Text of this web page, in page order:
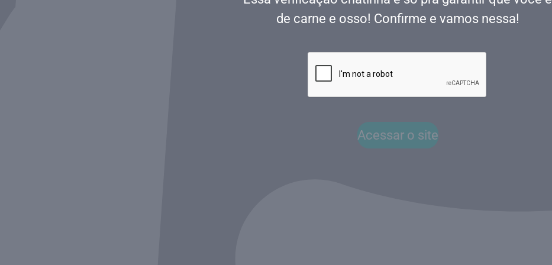
de carne e osso! Confirme e vamos nessa!
Acessar o site